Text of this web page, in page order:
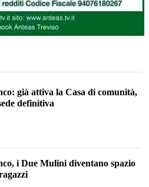
già attiva la Casa di comunità,
definitiva
i Due Mulini diventano spazio